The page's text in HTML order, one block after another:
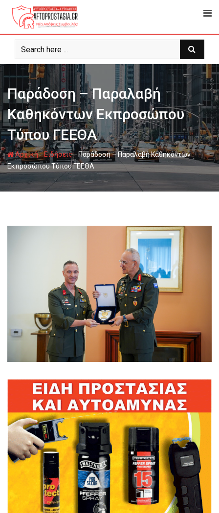
Ψάχνω
για...
Παράδοση – Παραλαβή
Καθηκόντων Εκπροσώπου
Τύπου ΓΕΕΘΑ
Αρχική-Ειδήσεις- Παράδοση – Παραλαβή Καθηκόντων
Εκπροσώπου Τύπου ΓΕΕΘΑ